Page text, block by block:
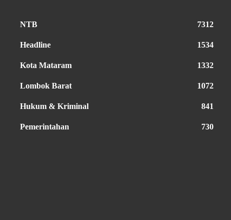
NTB 7312
Headline 1534
Kota Mataram 1332
Lombok Barat 1072
Hukum & Kriminal 841
Pemerintahan 730